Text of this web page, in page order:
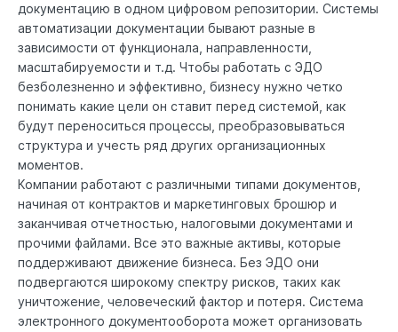
документацию в одном цифровом репозитории. Системы
автоматизации документации бывают разные в
зависимости от функционала, направленности,
масштабируемости и т.д. Чтобы работать с ЭДО
безболезненно и эффективно, бизнесу нужно четко
понимать какие цели он ставит перед системой, как
будут переноситься процессы, преобразовываться
структура и учесть ряд других организационных
моментов.
Компании работают с различными типами документов,
начиная от контрактов и маркетинговых брошюр и
заканчивая отчетностью, налоговыми документами и
прочими файлами. Все это важные активы, которые
поддерживают движение бизнеса. Без ЭДО они
подвергаются широкому спектру рисков, таких как
уничтожение, человеческий фактор и потеря. Система
электронного документооборота может организовать